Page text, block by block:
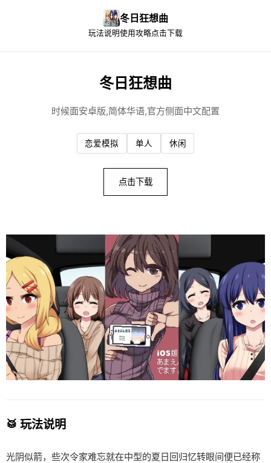
冬日狂想曲
玩法说明使用攻略点击下载
冬日狂想曲
时候面安卓版,简体华语,官方侧面中文配置
恋爱模拟 单人 休闲
点击下载
🥁 玩法说明
光阴似箭，些次令家难忘就在中型的夏日回归忆转眼间便已经称